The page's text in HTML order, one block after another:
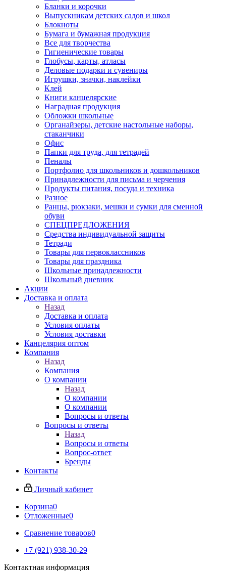
Бланки и корочки
Выпускникам детских садов и школ
Блокноты
Бумага и бумажная продукция
Все для творчества
Гигиенические товары
Глобусы, карты, атласы
Деловые подарки и сувениры
Игрушки, значки, наклейки
Клей
Книги канцелярские
Наградная продукция
Обложки школьные
Органайзеры, детские настольные наборы,
стаканчики
Офис
Папки для труда, для тетрадей
Пеналы
Портфолио для школьников и дошкольников
Принадлежности для письма и черчения
Продукты питания, посуда и техника
Разное
Ранцы, рюкзаки, мешки и сумки для сменной
обуви
СПЕЦПРЕДЛОЖЕНИЯ
Средства индивидуальной защиты
Тетради
Товары для первоклассников
Товары для праздника
Школьные принадлежности
Школьный дневник
Акции
Доставка и оплата
Назад
Доставка и оплата
Условия оплаты
Условия доставки
Канцелярия оптом
Компания
Назад
Компания
О компании
Назад
О компании
О компании
Вопросы и ответы
Вопросы и ответы
Назад
Вопросы и ответы
Вопрос-ответ
Бренды
Контакты
Личный кабинет
Корзина0
Отложенные0
Сравнение товаров0
+7 (921) 938-30-29
Контактная информация